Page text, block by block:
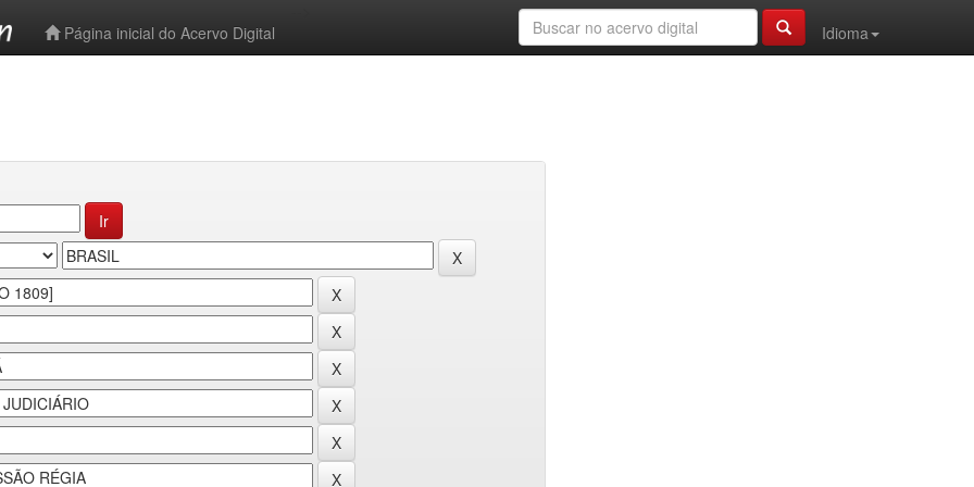
Página inicial do Acervo Digital
Idioma